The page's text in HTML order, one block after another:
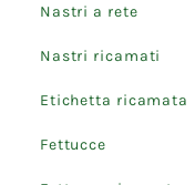
Nastri a rete
Nastri ricamati
Etichetta ricamata
Fettucce